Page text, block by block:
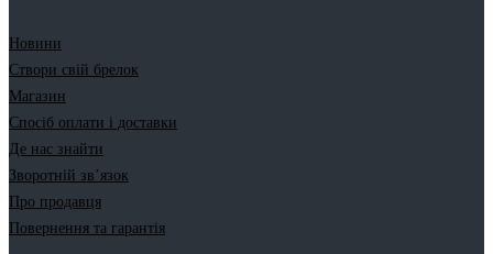
Новини
Створи свій брелок
Магазин
Спосіб оплати і доставки
Де нас знайти
Зворотній зв’язок
Про продавця
Повернення та гарантія